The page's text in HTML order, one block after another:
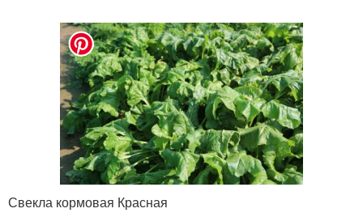
Свекла кормовая Красная